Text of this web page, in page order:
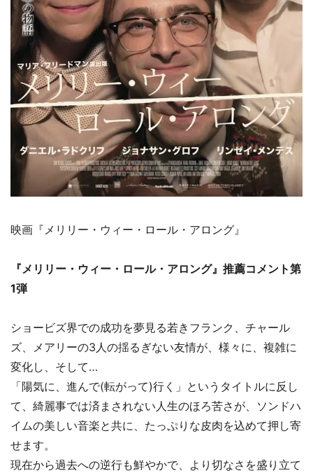
映画『メリリー・ウィー・ロール・アロング』
『メリリー・ウィー・ロール・アロング』推薦コメント第
1弾
ショービズ界での成功を夢見る若きフランク、チャール
ズ、メアリーの3人の揺るぎない友情が、様々に、複雑に
変化し、そして…
「陽気に、進んで(転がって)行く」というタイトルに反し
て、綺麗事では済まされない人生のほろ苦さが、ソンドハ
イムの美しい音楽と共に、たっぷりな皮肉を込めて押し寄
せます。
現在から過去への逆行も鮮やかで、より切なさを盛り立て